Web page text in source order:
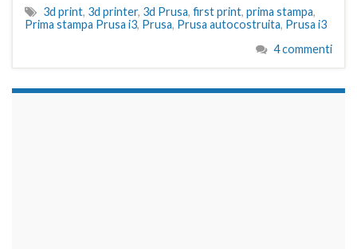
3d print, 3d printer, 3d Prusa, first print, prima stampa,
Prima stampa Prusa i3, Prusa, Prusa autocostruita, Prusa i3
4 commenti